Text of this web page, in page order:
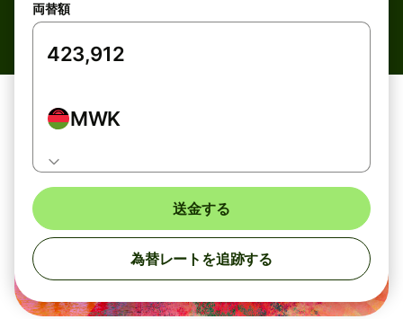
両替額
MWK
送金する
為替レートを追跡する